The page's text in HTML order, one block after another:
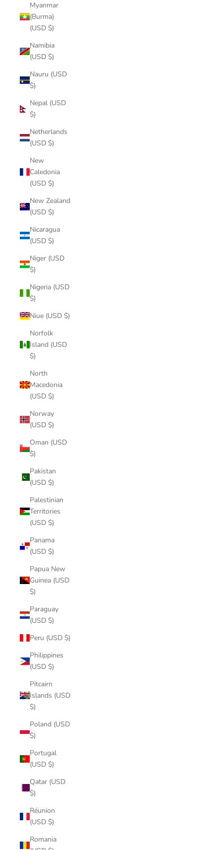
Myanmar
(Burma)
(USD $)
Namibia
(USD $)
Nauru (USD
$)
Nepal (USD
$)
Netherlands
(USD $)
New
Caledonia
(USD $)
New Zealand
(USD $)
Nicaragua
(USD $)
Niger (USD
$)
Nigeria (USD
$)
Niue (USD $)
Norfolk
Island (USD
$)
North
Macedonia
(USD $)
Norway
(USD $)
Oman (USD
$)
Pakistan
(USD $)
Palestinian
Territories
(USD $)
Panama
(USD $)
Papua New
Guinea (USD
$)
Paraguay
(USD $)
Peru (USD $)
Philippines
(USD $)
Pitcairn
Islands (USD
$)
Poland (USD
$)
Portugal
(USD $)
Qatar (USD
$)
Réunion
(USD $)
Romania